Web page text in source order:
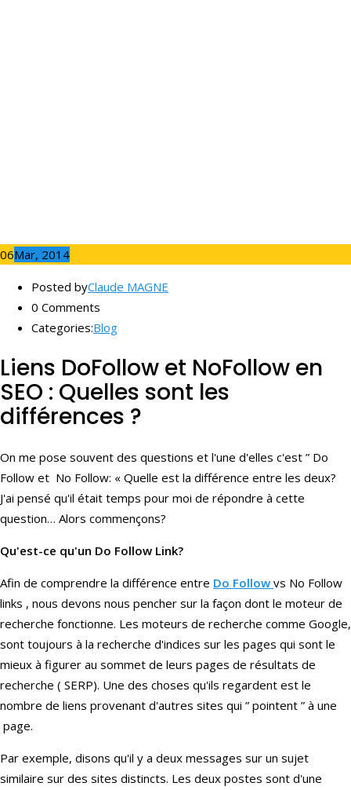
06Mar, 2014
Posted byClaude MAGNE
0 Comments
Categories:Blog
Liens DoFollow et NoFollow en
SEO : Quelles sont les
différences ?
On me pose souvent des questions et l'une d'elles c'est ” Do
Follow et No Follow: « Quelle est la différence entre les deux?
J'ai pensé qu'il était temps pour moi de répondre à cette
question… Alors commençons?
Qu'est-ce qu'un Do Follow Link?
Afin de comprendre la différence entre Do Follow vs No Follow
links , nous devons nous pencher sur la façon dont le moteur de
recherche fonctionne. Les moteurs de recherche comme Google,
sont toujours à la recherche d'indices sur les pages qui sont le
mieux à figurer au sommet de leurs pages de résultats de
recherche ( SERP). Une des choses qu'ils regardent est le
nombre de liens provenant d'autres sites qui ” pointent ” à une
page.
Par exemple, disons qu'il y a deux messages sur un sujet
similaire sur des sites distincts. Les deux postes sont d'une